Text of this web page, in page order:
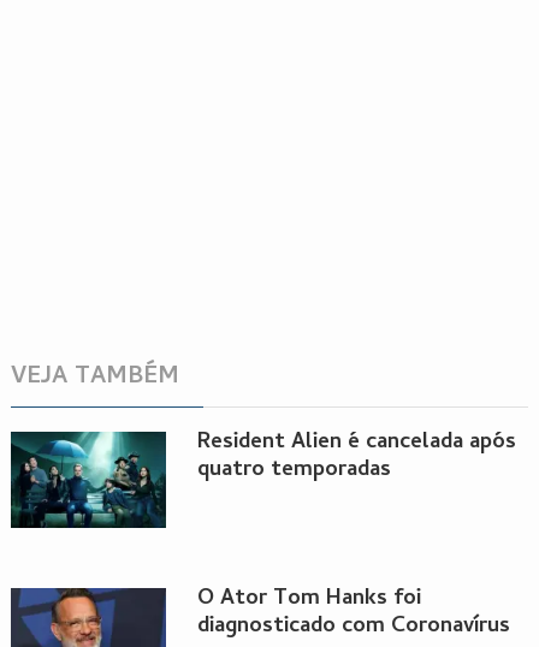
VEJA TAMBÉM
Resident Alien é cancelada após
quatro temporadas
O Ator Tom Hanks foi
diagnosticado com Coronavírus